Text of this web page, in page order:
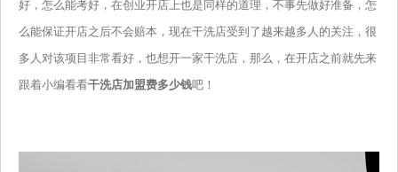
好，怎么能考好，在创业开店上也是同样的道理，不事先做好准备，怎
么能保证开店之后不会赔本，现在干洗店受到了越来越多人的关注，很
多人对该项目非常看好，也想开一家干洗店，那么，在开店之前就先来
跟着小编看看干洗店加盟费多少钱吧！